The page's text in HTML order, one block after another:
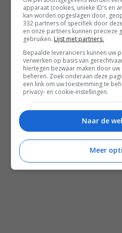
Word gratis lid
Recepten
Leefstijl
Reizen
Shop Francesca Kookt
Shop Voedzaam Leven
Samenwerken
Zomer recepten
Salade recepten
Gezonde recepten
apparaat (cookies, unieke ID's en
kan worden opgeslagen door,
332 partners of specifiek door
en onze partners kunnen precieze
gebruiken. Lijst met partners.
Bepaalde leveranciers kunnen uw
verwerken op basis van
hiertegen bezwaar maken door
beheren. Zoek onderaan deze
een link om uw toestemming te
privacy- en cookie-instellingen.
Naar de
Meer